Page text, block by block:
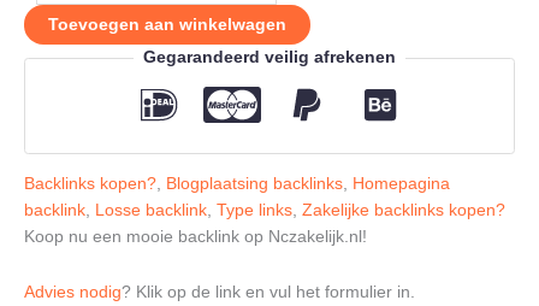
Nczakelijk.nl
aantal
Toevoegen aan winkelwagen
Gegarandeerd veilig afrekenen
Backlinks kopen? Blogplaatsing backlinks
Homepagina
backlink
Losse backlink Type links Zakelijke backlinks kopen?
Koop nu een mooie backlink op Nczakelijk.nl!
Advies nodig? Klik op de link en vul het formulier in.